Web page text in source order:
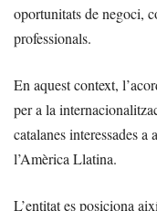
oportunitats de negoci,
professionals.
En aquest context,
per a la
catalanes interessades
l’Amèrica Llatina.
L’entitat es posiciona